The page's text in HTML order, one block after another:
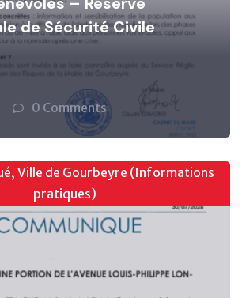
de Sécurité Civile
0 Comments
Ville de Gourbeyre (Informations
pratiques)